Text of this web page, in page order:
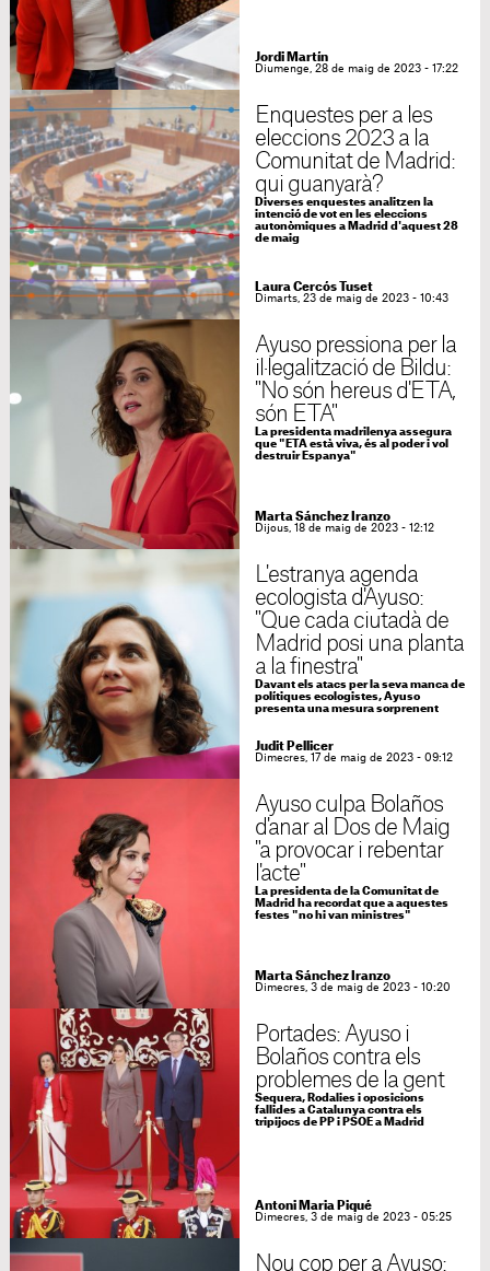
Jordi Martín
Diumenge, 28 de maig de 2023 - 17:22
Enquestes per a les
eleccions 2023 a la
Comunitat de Madrid:
qui guanyarà?
Diverses enquestes analitzen la
intenció de vot en les eleccions
autonòmiques a Madrid d'aquest 28
de maig
Laura Cercós Tuset
Dimarts, 23 de maig de 2023 - 10:43
Ayuso pressiona per la
il·legalització de Bildu:
"No són hereus d'ETA,
són ETA"
La presidenta madrilenya assegura
que "ETA està viva, és al poder i vol
destruir Espanya"
Marta Sánchez Iranzo
Dijous, 18 de maig de 2023 - 12:12
L'estranya agenda
ecologista d'Ayuso:
"Que cada ciutadà de
Madrid posi una planta
a la finestra"
Davant els atacs per la seva manca de
polítiques ecologistes, Ayuso
presenta una mesura sorprenent
Judit Pellicer
Dimecres, 17 de maig de 2023 - 09:12
Ayuso culpa Bolaños
d'anar al Dos de Maig
"a provocar i rebentar
l'acte"
La presidenta de la Comunitat de
Madrid ha recordat que a aquestes
festes "no hi van ministres"
Marta Sánchez Iranzo
Dimecres, 3 de maig de 2023 - 10:20
Portades: Ayuso i
Bolaños contra els
problemes de la gent
Sequera, Rodalies i oposicions
fallides a Catalunya contra els
tripijocs de PP i PSOE a Madrid
Antoni Maria Piqué
Dimecres, 3 de maig de 2023 - 05:25
Nou cop per a Ayuso: